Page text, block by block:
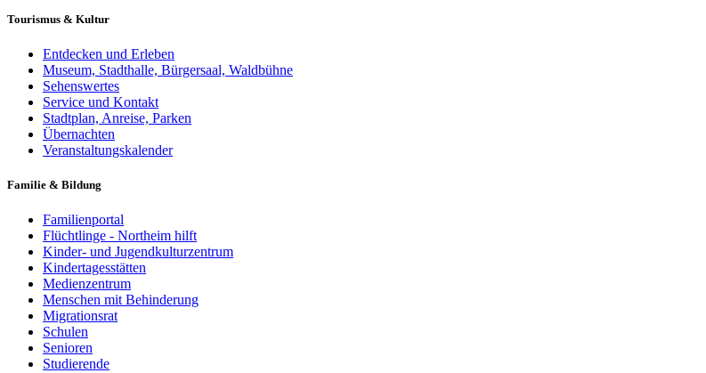
Tourismus & Kultur
Entdecken und Erleben
Museum, Stadthalle, Bürgersaal, Waldbühne
Sehenswertes
Service und Kontakt
Stadtplan, Anreise, Parken
Übernachten
Veranstaltungskalender
Familie & Bildung
Familienportal
Flüchtlinge - Northeim hilft
Kinder- und Jugendkulturzentrum
Kindertagesstätten
Medienzentrum
Menschen mit Behinderung
Migrationsrat
Schulen
Senioren
Studierende